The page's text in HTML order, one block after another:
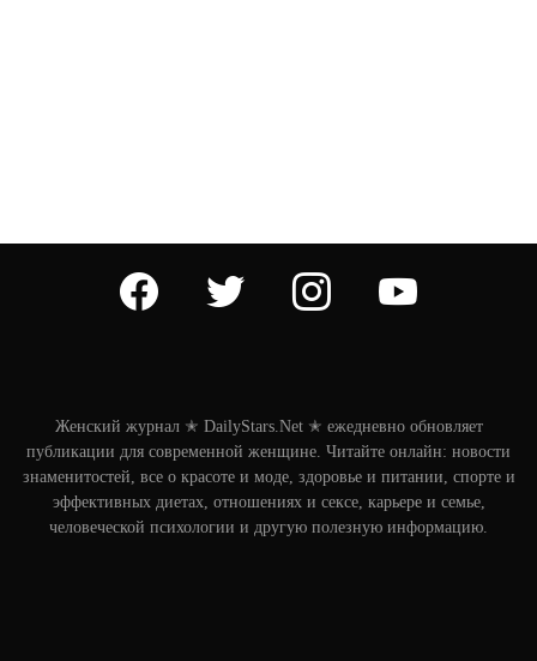
facebook twitter instagram
Женский журнал ✭ DailyStars.Net ✭ ежедневно обновляет
публикации для современной женщине. Читайте онлайн: новости
знаменитостей, все о красоте и моде, здоровье и питании, спорте и
эффективных диетах, отношениях и сексе, карьере и семье,
человеческой психологии и другую полезную информацию.